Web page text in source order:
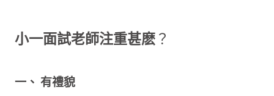
小一面試老師注重甚麽 ？
一、 有禮貌